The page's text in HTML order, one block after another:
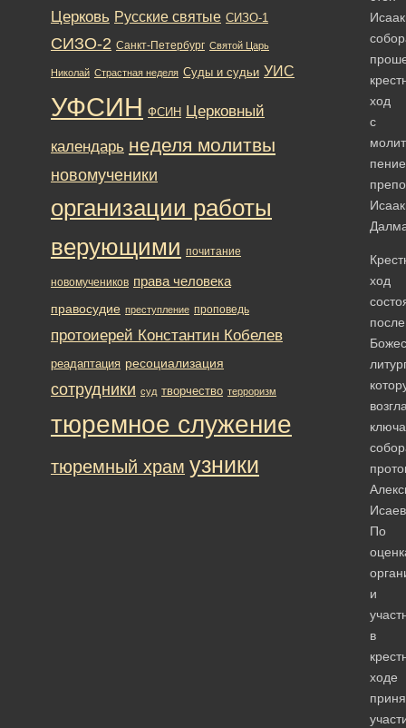
ход
с
ход
после
По
и
в
ходе
Церковь Русские святые СИЗО-1
СИЗО-2 Санкт-Петербург Святой Царь
Николай Страстная неделя Суды и судьи УИС
УФСИН ФСИН Церковный
календарь неделя молитвы
новомученики
организации работы
верующими почитание
новомучеников права человека
правосудие преступление проповедь
протоиерей Константин Кобелев
реадаптация ресоциализация
сотрудники суд творчество терроризм
тюремное служение
тюремный храм узники